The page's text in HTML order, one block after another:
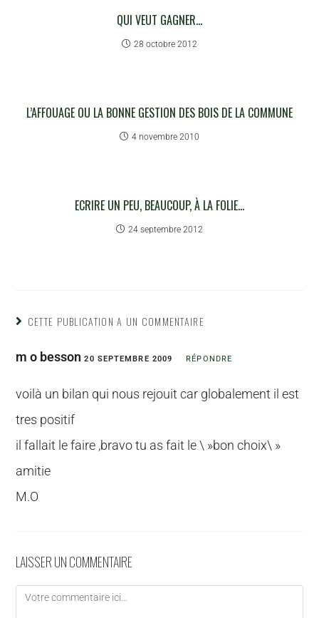
QUI VEUT GAGNER…
28 octobre 2012
L’AFFOUAGE OU LA BONNE GESTION DES BOIS DE LA COMMUNE
4 novembre 2010
ECRIRE UN PEU, BEAUCOUP, À LA FOLIE…
24 septembre 2012
CETTE PUBLICATION A UN COMMENTAIRE
m o besson20 SEPTEMBRE 2009 RÉPONDRE
voilà un bilan qui nous rejouit car globalement il est
tres positif
il fallait le faire ,bravo tu as fait le \ »bon choix\ »
amitie
M.O
LAISSER UN COMMENTAIRE